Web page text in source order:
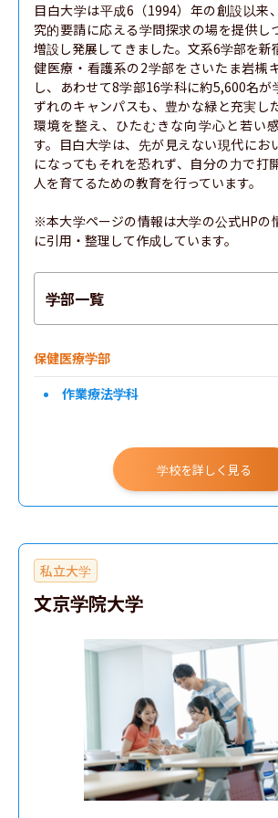
目白大学は平成6（1994）年の創設以来
究的要請に応える学問探求の場を提供し
増設し発展してきました。文系6学部を新
健医療・看護系の2学部をさいたま岩槻
し、あわせて8学部16学科に約5,600名が
ずれのキャンパスも、豊かな緑と充実し
環境を整え、ひたむきな向学心と若い
す。目白大学は、先が見えない現代にお
になってもそれを恐れず、自分の力で打
人を育てるための教育を行っています。
※本大学ページの情報は大学の公式HPの
に引用・整理して作成しています。
学部一覧
保健医療学部
作業療法学科
学校を詳しく見る
私立大学
文京学院大学